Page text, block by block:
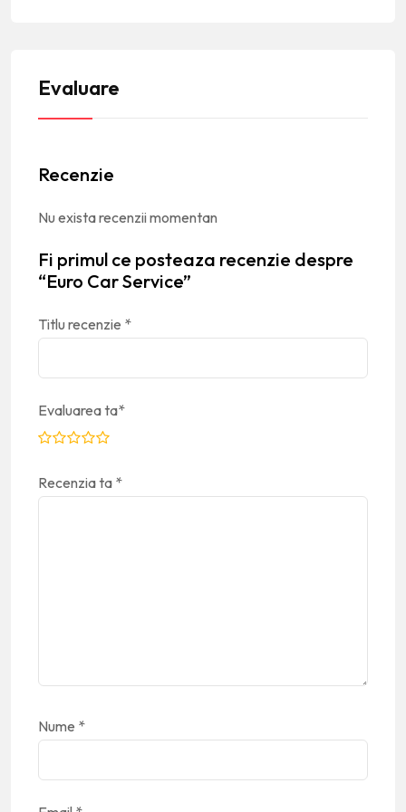
Evaluare
Recenzie
Nu exista recenzii momentan
Fi primul ce posteaza recenzie despre
“Euro Car Service”
Titlu recenzie *
Evaluarea ta*
Recenzia ta *
Nume *